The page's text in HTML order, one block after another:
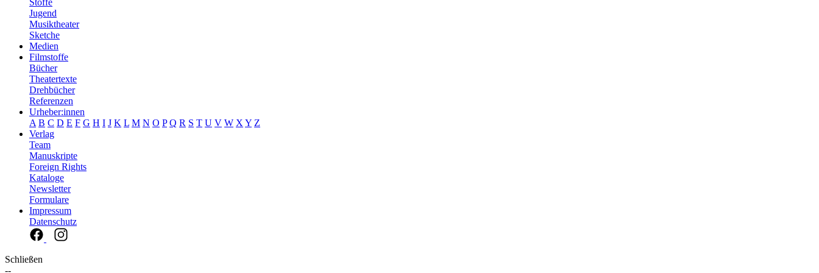
Jugend
Musiktheater
Sketche
Medien
Filmstoffe
Bücher
Theatertexte
Drehbücher
Referenzen
Urheber:innen
A B C D E F G H I J K L M N O P Q R S T U V W X Y Z
Verlag
Team
Manuskripte
Foreign Rights
Kataloge
Newsletter
Formulare
Impressum
Datenschutz
Schließen
--